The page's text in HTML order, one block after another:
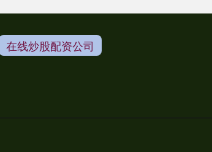
在线炒股配资公司